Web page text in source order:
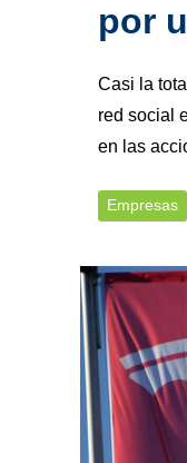
por
Casi la
red social
en las
Empresas